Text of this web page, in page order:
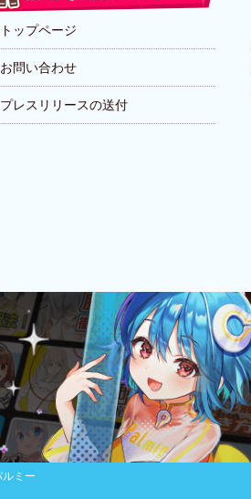
トップページ
お問い合わせ
プレスリリースの送付
ミー